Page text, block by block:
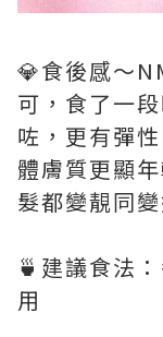
💎食後感～
可，食了一
咗，更有彈
體膚質更顯
髮都變靚同
🍵建議食法
用